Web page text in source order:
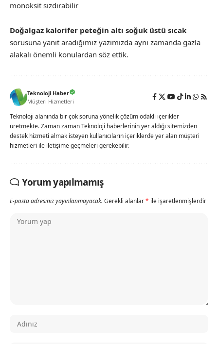
monoksit sızdırabilir
Doğalgaz kalorifer peteğin altı soğuk üstü sıcak
sorusuna yanıt aradığımız yazımızda aynı zamanda gazla
alakalı önemli konulardan söz ettik.
Teknoloji Haber
Müşteri Hizmetleri
Teknoloji alanında bir çok soruna yönelik çözüm odaklı içerikler
üretmekte. Zaman zaman Teknoloji haberlerinin yer aldığı sitemizden
destek hizmeti almak isteyen kullanıcıların içeriklerde yer alan müşteri
hizmetleri ile iletişime geçmeleri gerekebilir.
Yorum yapılmamış
E-posta adresiniz yayınlanmayacak. Gerekli alanlar* ile işaretlenmişlerdir